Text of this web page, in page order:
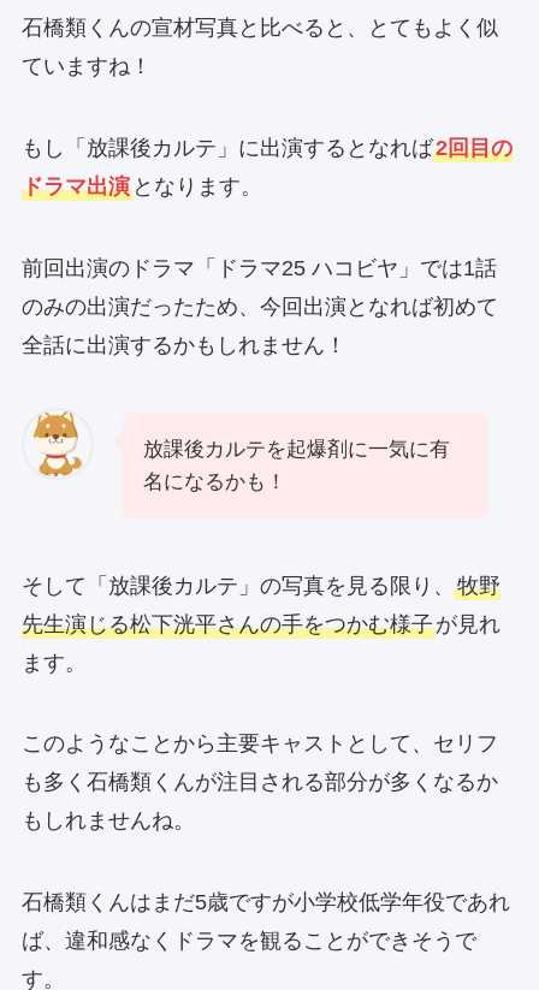
石橋類くんの宣材写真と比べると、とてもよく似
ていますね！
もし「放課後カルテ」に出演するとなれば2回目の
ドラマ出演となります。
前回出演のドラマ「ドラマ25 ハコビヤ」では1話
のみの出演だったため、今回出演となれば初めて
全話に出演するかもしれません！
放課後カルテを起爆剤に一気に有
名になるかも！
そして「放課後カルテ」の写真を見る限り、 牧野
先生演じる松下洸平さんの手をつかむ様子が見れ
ます。
このようなことから主要キャストとして、セリフ
も多く石橋類くんが注目される部分が多くなるか
もしれませんね。
石橋類くんはまだ5歳ですが小学校低学年役であれ
ば、違和感なくドラマを観ることができそうで
す。